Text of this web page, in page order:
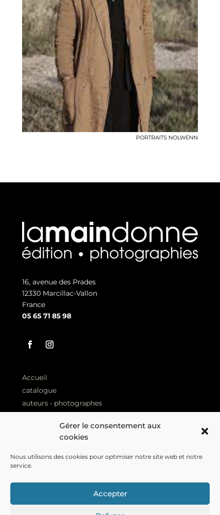
Gérer le consentement aux
cookies
Nous utilisons des cookies pour optimiser notre site web et notre
service.
Accepter
PORTRAITS NOLWENN
16, avenue des Prades
12330 Marcillac-Vallon
France
05 65 71 85 98
Accueil
catalogue
auteurs • photographes
nous contacter
Plan du site
Politique de confidentialité
Politique de cookies (EU)